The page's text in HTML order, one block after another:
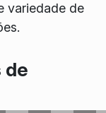
variedade de
de